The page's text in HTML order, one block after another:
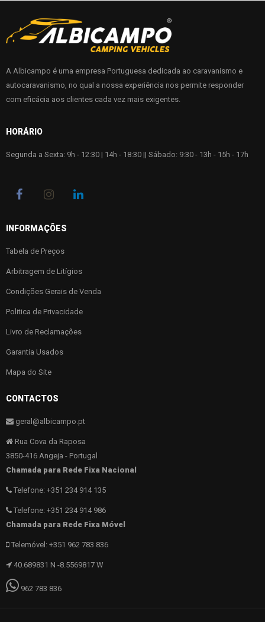
A Albicampo é uma empresa Portuguesa dedicada ao caravanismo e
autocaravanismo, no qual a nossa experiência nos permite responder
com eficácia aos clientes cada vez mais exigentes.
HORÁRIO
Segunda a Sexta: 9h - 12:30 | 14h - 18:30 || Sábado: 9:30 - 13h - 15h - 17h
INFORMAÇÕES
Tabela de Preços
Arbitragem de Litígios
Condições Gerais de Venda
Politica de Privacidade
Livro de Reclamações
Garantia Usados
Mapa do Site
CONTACTOS
geral@albicampo.pt
Rua Cova da Raposa
3850-416 Angeja - Portugal
Chamada para Rede Fixa Nacional
Telefone: +351 234 914 135
Telefone: +351 234 914 986
Chamada para Rede Fixa Móvel
Telemóvel: +351 962 783 836
40.689831 N -8.5569817 W
962 783 836